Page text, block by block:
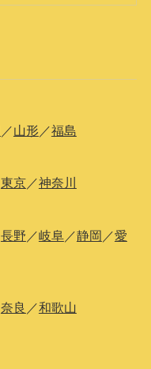
／山形／福島
東京／神奈川
長野 ／岐阜 ／静岡 ／愛
奈良 ／和歌山